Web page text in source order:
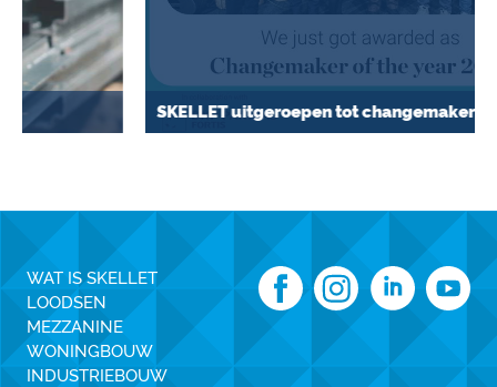
SKELLET uitgeroepen tot changemakers van 2025!
WAT IS SKELLET
LOODSEN
MEZZANINE
WONINGBOUW
INDUSTRIEBOUW